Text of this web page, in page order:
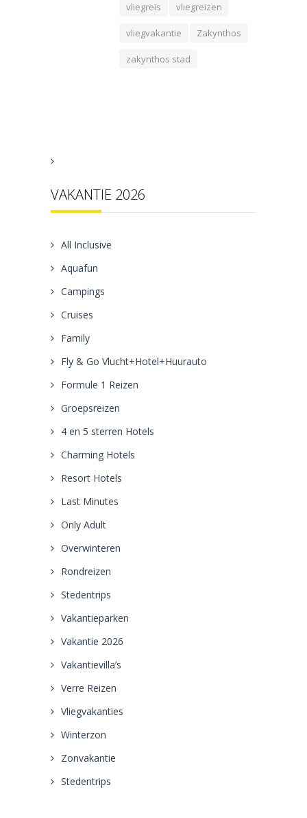
vliegreis vliegreizen
vliegvakantie Zakynthos
zakynthos stad
VAKANTIE 2026
All Inclusive
Aquafun
Campings
Cruises
Family
Fly & Go Vlucht+Hotel+Huurauto
Formule 1 Reizen
Groepsreizen
4 en 5 sterren Hotels
Charming Hotels
Resort Hotels
Last Minutes
Only Adult
Overwinteren
Rondreizen
Stedentrips
Vakantieparken
Vakantie 2026
Vakantievilla’s
Verre Reizen
Vliegvakanties
Winterzon
Zonvakantie
Stedentrips